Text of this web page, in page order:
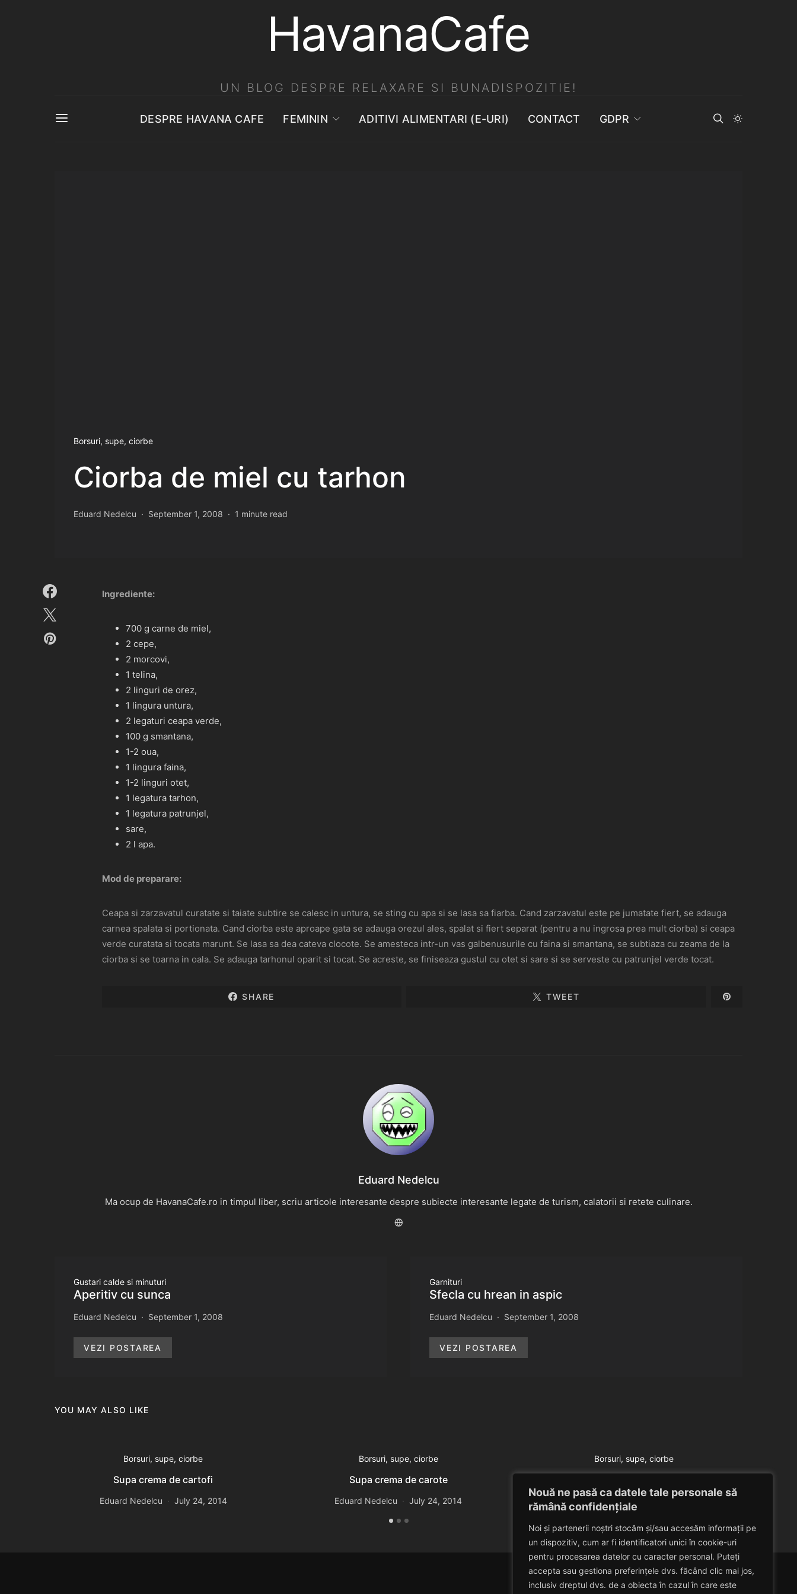
Nouă ne pasă ca datele tale personale să
rămână confidențiale
Noi și partenerii noștri stocăm și/sau accesăm informații pe
un dispozitiv, cum ar fi identificatori unici în cookie-uri
pentru procesarea datelor cu caracter personal. Puteți
accepta sau gestiona preferințele dvs. făcând clic mai jos,
inclusiv dreptul dvs. de a obiecta în cazul în care este
HavanaCafe
UN BLOG DESPRE RELAXARE SI BUNADISPOZITIE!
DESPRE HAVANA CAFE FEMININ ADITIVI ALIMENTARI (E-URI) CONTACT GDPR
Borsuri, supe, ciorbe
Ciorba de miel cu tarhon
Eduard Nedelcu September 1, 2008 1 minute read
Ingrediente:
700 g carne de miel,
2 cepe,
2 morcovi,
1 telina,
2 linguri de orez,
1 lingura untura,
2 legaturi ceapa verde,
100 g smantana,
1-2 oua,
1 lingura faina,
1-2 linguri otet,
1 legatura tarhon,
1 legatura patrunjel,
sare,
2 l apa.
Mod de preparare:
Ceapa si zarzavatul curatate si taiate subtire se calesc in untura, se sting cu apa si se lasa sa fiarba. Cand zarzavatul este pe jumatate fiert, se adauga
carnea spalata si portionata. Cand ciorba este aproape gata se adauga orezul ales, spalat si fiert separat (pentru a nu ingrosa prea mult ciorba) si ceapa
verde curatata si tocata marunt. Se lasa sa dea cateva clocote. Se amesteca intr-un vas galbenusurile cu faina si smantana, se subtiaza cu zeama de la
ciorba si se toarna in oala. Se adauga tarhonul oparit si tocat. Se acreste, se finiseaza gustul cu otet si sare si se serveste cu patrunjel verde tocat.
SHARE TWEET
Eduard Nedelcu
Ma ocup de HavanaCafe.ro in timpul liber, scriu articole interesante despre subiecte interesante legate de turism, calatorii si retete culinare.
Gustari calde si minuturi
Aperitiv cu sunca
Eduard Nedelcu September 1, 2008
VEZI POSTAREA
Garnituri
Sfecla cu hrean in aspic
Eduard Nedelcu September 1, 2008
VEZI POSTAREA
YOU MAY ALSO LIKE
Borsuri, supe, ciorbe
Supa crema de cartofi
Eduard Nedelcu July 24, 2014
Borsuri, supe, ciorbe
Supa crema de carote
Eduard Nedelcu July 24, 2014
Borsuri, supe, ciorbe
Eduard Nedelcu July 23, 2014